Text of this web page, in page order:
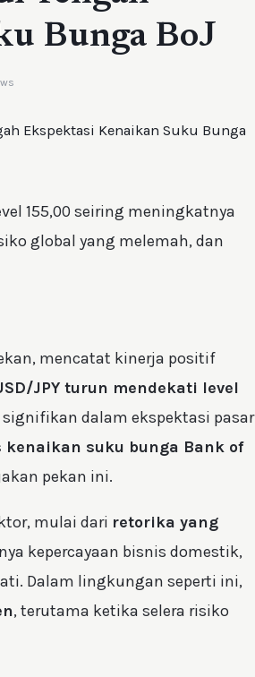
Bunga BoJ
155,00 seiring meningkatnya
global yang melemah, dan
mencatat kinerja positif
JPY turun mendekati level
dalam ekspektasi pasar
suku bunga Bank of
pekan ini.
mulai dari retorika yang
kepercayaan bisnis domestik,
Dalam lingkungan seperti ini,
, terutama ketika selera risiko